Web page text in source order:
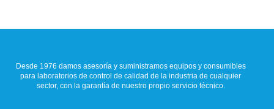
Desde 1976 damos asesoría y suministramos equipos y consumibles
para laboratorios de control de calidad de la industria de cualquier
sector, con la garantía de nuestro propio servicio técnico.